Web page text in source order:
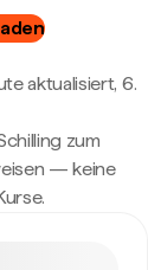
aktualisiert, 6.
zum
— keine